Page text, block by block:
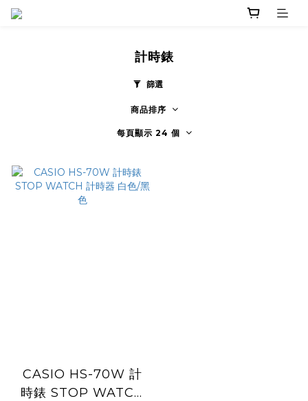
計時錶
篩選
商品排序
每頁顯示 24 個
CASIO HS-70W 計
時錶 STOP WATCH